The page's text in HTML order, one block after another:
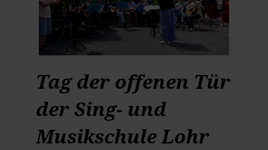
Tag der offenen Tür
der Sing- und
Musikschule Lohr